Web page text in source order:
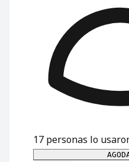
17 personas lo